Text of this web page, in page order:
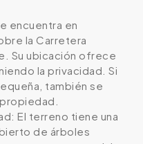
encuentra en
la Carretera
Su ubicación ofrece
la privacidad. Si
también se
El terreno tiene una
de árboles